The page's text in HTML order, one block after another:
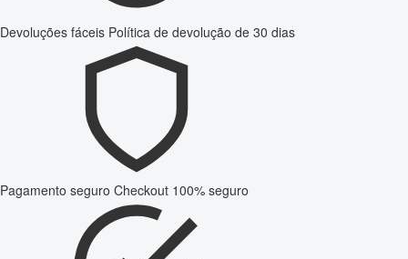
Devoluções fáceis Política de devolução de 30 dias
Pagamento seguro Checkout 100% seguro